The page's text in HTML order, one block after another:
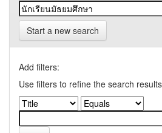
Start a new search
Add filters:
Use filters to refine the search